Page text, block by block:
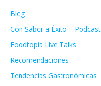
Blog
Con Sabor a Éxito – Podcast
Foodtopia Live Talks
Recomendaciones
Tendencias Gastronómicas